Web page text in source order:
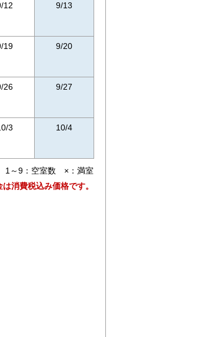
12 9/13
19 9/20
26 9/27
3 10/4
1～9：空室数 ×：満室
消費税込み価格です。